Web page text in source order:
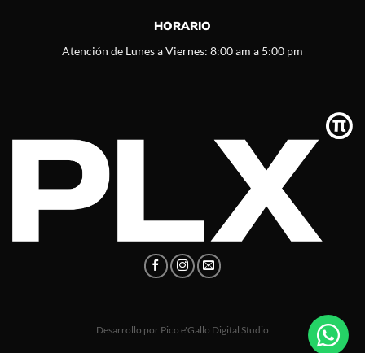
HORARIO
Atención de Lunes a Viernes: 8:00 am a 5:00 pm
Desarrollo por Pico e'Gallo Digital Studio